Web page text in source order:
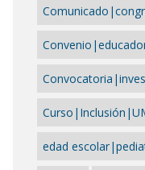
edad